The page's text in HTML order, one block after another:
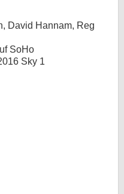
David Hannam, Reg
SoHo
Sky 1
Ansicht